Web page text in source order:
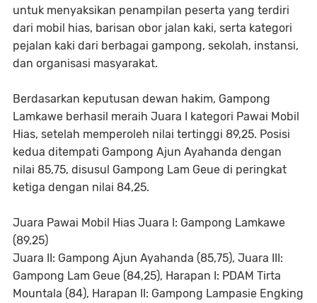
untuk menyaksikan penampilan peserta yang terdiri
dari mobil hias, barisan obor jalan kaki, serta kategori
pejalan kaki dari berbagai gampong, sekolah, instansi,
dan organisasi masyarakat.
Berdasarkan keputusan dewan hakim, Gampong
Lamkawe berhasil meraih Juara I kategori Pawai Mobil
Hias, setelah memperoleh nilai tertinggi 89,25. Posisi
kedua ditempati Gampong Ajun Ayahanda dengan
nilai 85,75, disusul Gampong Lam Geue di peringkat
ketiga dengan nilai 84,25.
Juara Pawai Mobil Hias Juara I: Gampong Lamkawe
(89,25)
Juara II: Gampong Ajun Ayahanda (85,75), Juara III:
Gampong Lam Geue (84,25), Harapan I: PDAM Tirta
Mountala (84), Harapan II: Gampong Lampasie Engking